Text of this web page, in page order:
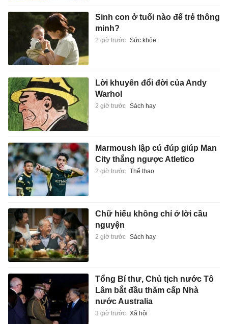
Sinh con ở tuổi nào để trẻ thông
minh?
2 giờ trước Sức khỏe
Lời khuyên đổi đời của Andy
Warhol
2 giờ trước Sách hay
Marmoush lập cú đúp giúp Man
City thắng ngược Atletico
2 giờ trước Thể thao
Chữ hiếu không chỉ ở lời cầu
nguyện
2 giờ trước Sách hay
Tổng Bí thư, Chủ tịch nước Tô
Lâm bắt đầu thăm cấp Nhà
nước Australia
3 giờ trước Xã hội